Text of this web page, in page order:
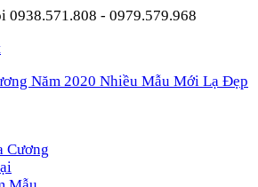
0938.571.808 - 0979.579.968
Cương